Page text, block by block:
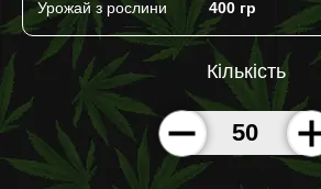
Урожай з рослини 400 гр
Кількість